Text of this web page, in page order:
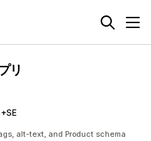
リ
alt-text, and Product schema